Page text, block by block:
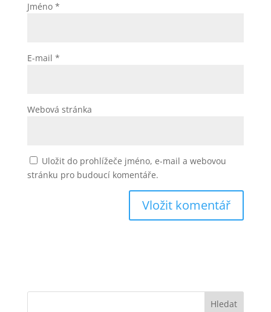
Jméno *
E-mail *
Webová stránka
Uložit do prohlížeče jméno, e-mail a webovou
stránku pro budoucí komentáře.